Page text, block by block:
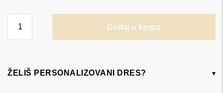
Dodaj u korpu
ŽELIŠ PERSONALIZOVANI DRES? ▾